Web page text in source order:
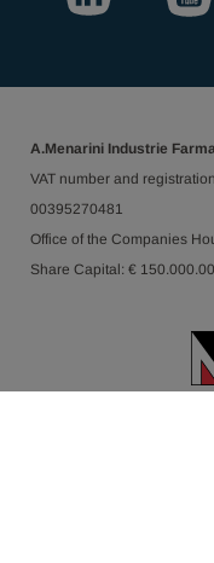
A.Menarini Industrie
VAT number and
00395270481
Office of the Companies
Share Capital: €